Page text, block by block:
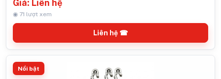
Giá: Liên hệ
◉ 71 lượt xem
Liên hệ ☎
Nổi bật